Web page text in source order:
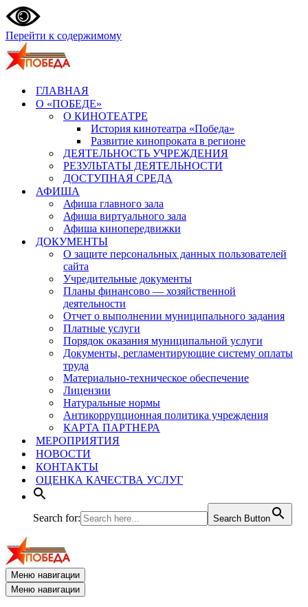
Перейти к содержимому
ГЛАВНАЯ
О «ПОБЕДЕ»
О КИНОТЕАТРЕ
История кинотеатра «Победа»
Развитие кинопроката в регионе
ДЕЯТЕЛЬНОСТЬ УЧРЕЖДЕНИЯ
РЕЗУЛЬТАТЫ ДЕЯТЕЛЬНОСТИ
ДОСТУПНАЯ СРЕДА
АФИША
Афиша главного зала
Афиша виртуального зала
Афиша кинопередвижки
ДОКУМЕНТЫ
О защите персональных данных пользователей
сайта
Учредительные документы
Планы финансово — хозяйственной
деятельности
Отчет о выполнении муниципального задания
Платные услуги
Порядок оказания муниципальной услуги
Документы, регламентирующие систему оплаты
труда
Материально-техническое обеспечение
Лицензии
Натуральные нормы
Антикоррупционная политика учреждения
КАРТА ПАРТНЕРА
МЕРОПРИЯТИЯ
НОВОСТИ
КОНТАКТЫ
ОЦЕНКА КАЧЕСТВА УСЛУГ
Search for: Search Button
Меню навигации
Меню навигации